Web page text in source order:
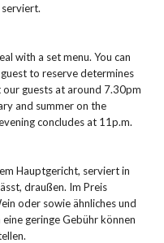
with a set menu. You can
to reserve determines
guests at around 7.30pm
and summer on the
concludes at 11p.m.
Hauptgericht, serviert in
draußen. Im Preis
oder sowie ähnliches und
geringe Gebühr können